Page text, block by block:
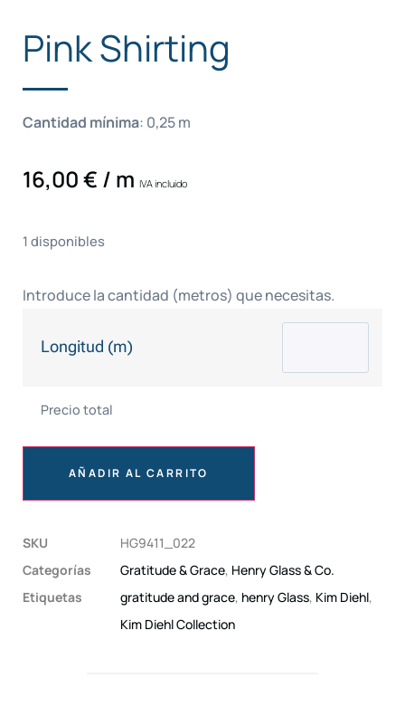
Pink Shirting
Cantidad mínima: 0,25m
16,00€ / m IVA incluido
1 disponibles
Introduce la cantidad (metros) que necesitas.
Longitud (m)
Precio total
AÑADIR AL CARRITO
SKU
HG9411_022
Categorías
Gratitude & Grace, Henry Glass & Co.
Etiquetas
gratitude and grace, henry Glass, Kim Diehl,
Kim Diehl Collection